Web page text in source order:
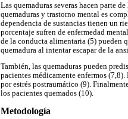
Las quemaduras severas hacen parte
quemaduras y trastorno mental es
dependencia de sustancias tienen un
porcentaje sufren de enfermedad
de la conducta alimentaria (5) pueden
quemadura al intentar escapar de la
También, las quemaduras pueden
pacientes médicamente enfermos
por estrés postraumático (9).
los pacientes quemados (10).
Metodología